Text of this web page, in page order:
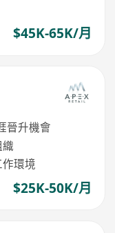
$45K-65K/月
晉升機會
環境
$25K-50K/月